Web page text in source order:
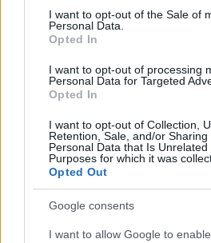
consent section.
I want to opt-out of the Sale of
Personal Data.
Opted In
I want to opt-out of processing
Personal Data for Targeted
Opted In
I want to opt-out of Collection,
Retention, Sale, and/or Sharing
Personal Data that Is Unrelated
Purposes for which it was
Opted Out
Google consents
I want to allow Google to
ÉLETMÓD
5 dolog, ami a férfiak
túlértékelt a szexben
Címke szex férfiak szerint